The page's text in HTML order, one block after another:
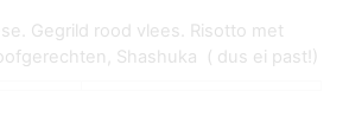
Gegrild rood vlees. Risotto met
Shashuka ( dus ei past!)